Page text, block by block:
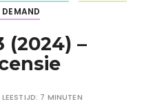
(2024) –
LEESTIJD: 7 MINUTEN